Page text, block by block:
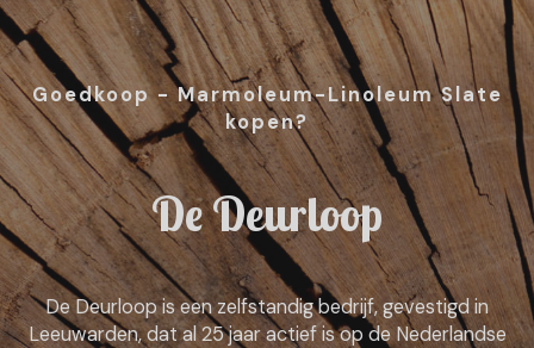
Goedkoop - Marmoleum-Linoleum Slate
kopen?
De Deurloop
De Deurloop is een zelfstandig bedrijf, gevestigd in
Leeuwarden, dat al 25 jaar actief is op de Nederlandse